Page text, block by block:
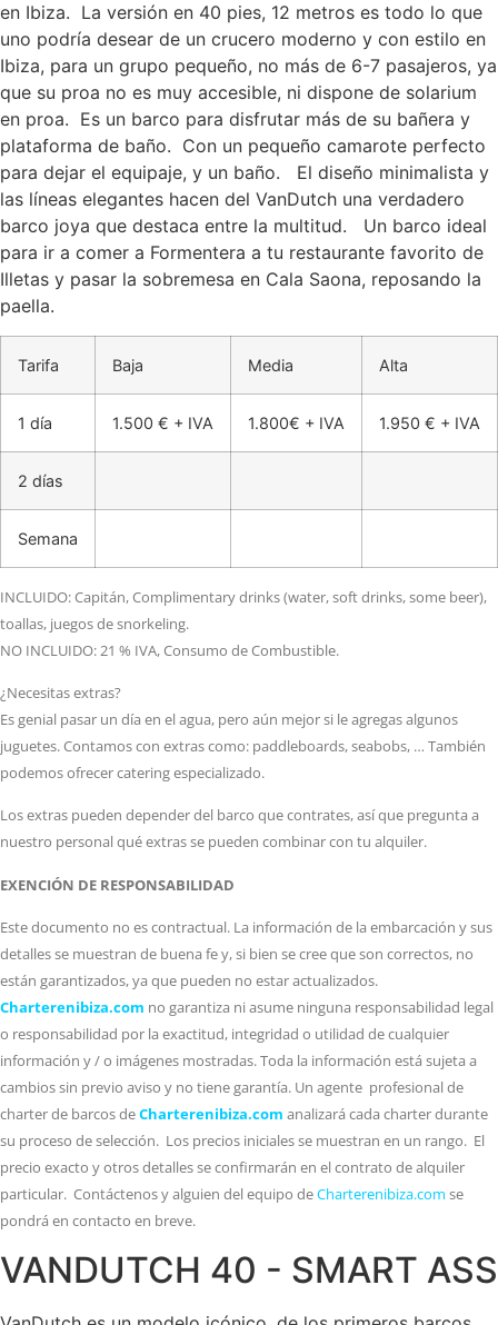
en Ibiza. La versión en 40 pies, 12 metros es todo lo que
uno podría desear de un crucero moderno y con estilo en
Ibiza, para un grupo pequeño, no más de 6-7 pasajeros, ya
que su proa no es muy accesible, ni dispone de solarium
en proa. Es un barco para disfrutar más de su bañera y
plataforma de baño. Con un pequeño camarote perfecto
para dejar el equipaje, y un baño. El diseño minimalista y
las líneas elegantes hacen del VanDutch una verdadero
barco joya que destaca entre la multitud. Un barco ideal
para ir a comer a Formentera a tu restaurante favorito de
Illetas y pasar la sobremesa en Cala Saona, reposando la
paella.
Tarifa Baja Media Alta
1 día 1.500 € + IVA 1.800€ + IVA 1.950 € + IVA
2 días
Semana
INCLUIDO: Capitán, Complimentary drinks (water, soft drinks, some beer),
toallas, juegos de snorkeling.
NO INCLUIDO: 21 % IVA, Consumo de Combustible.
¿Necesitas extras?
Es genial pasar un día en el agua, pero aún mejor si le agregas algunos
juguetes. Contamos con extras como: paddleboards, seabobs, … También
podemos ofrecer catering especializado.
Los extras pueden depender del barco que contrates, así que pregunta a
nuestro personal qué extras se pueden combinar con tu alquiler.
EXENCIÓN DE RESPONSABILIDAD
Este documento no es contractual. La información de la embarcación y sus
detalles se muestran de buena fe y, si bien se cree que son correctos, no
están garantizados, ya que pueden no estar actualizados.
Charterenibiza.com no garantiza ni asume ninguna responsabilidad legal
o responsabilidad por la exactitud, integridad o utilidad de cualquier
información y / o imágenes mostradas. Toda la información está sujeta a
cambios sin previo aviso y no tiene garantía. Un agente profesional de
charter de barcos deCharterenibiza.com analizará cada charter durante
su proceso de selección. Los precios iniciales se muestran en un rango. El
precio exacto y otros detalles se confirmarán en el contrato de alquiler
particular. Contáctenos y alguien del equipo deCharterenibiza.com se
pondrá en contacto en breve.
VANDUTCH 40 - SMART ASS